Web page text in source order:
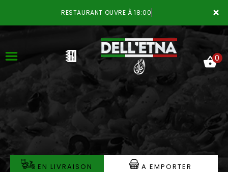
×
RESTAURANT OUVRE À 18:00
ACCUEIL
LA CARTE
VOTRE COMPTE
0
EN LIVRAISON A EMPORTER